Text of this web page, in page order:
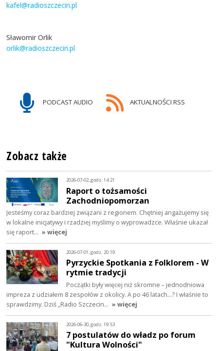
kafel@radioszczecin.pl
Sławomir Orlik
orlik@radioszczecin.pl
PODCAST AUDIO AKTUALNOŚCI RSS
Zobacz także
2026-07-02, godz. 14:21
Raport o tożsamości
Zachodniopomorzan
Jesteśmy coraz bardziej związani z regionem. Chętniej angażujemy się
w lokalne inicjatywy i rzadziej myślimy o wyprowadzce. Właśnie ukazał
się raport… » więcej
2026-07-01, godz. 20:19
Pyrzyckie Spotkania z Folklorem - W
rytmie tradycji
Początki były więcej niż skromne – jednodniowa
impreza z udziałem 8 zespołów z okolicy. A po 46 latach…? I właśnie to
sprawdzimy. Dziś „Radio Szczecin… » więcej
2026-06-30, godz. 19:53
7 postulatów do władz po forum
"Kultura Wolności"